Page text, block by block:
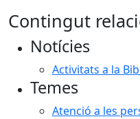
Contingut
Notícies
Activitats a la
Temes
Atenció a les